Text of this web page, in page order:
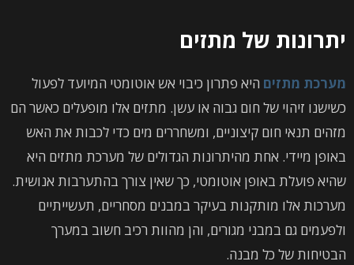
יתרונות של מתזים
מערכת מתזים היא פתרון כיבוי אש אוטומטי המיועד לפעול
כשישנו זיהוי של חום גבוה או עשן. מתזים אלו מופעלים כאשר הם
מזהים תנאי חום קיצוניים, ומשחררים מים כדי לכבות את האש
באופן מיידי. אחת מהיתרונות הגדולים של מערכת מתזים היא
שהיא פועלת באופן אוטומטי, כך שאין צורך בהתערבות אנושית.
מערכות אלו מותקנות בעיקר במבנים מסחריים, תעשייתיים
ולפעמים גם במבני מגורים, והן מהוות רכיב חשוב במערך
הבטיחות של כל מבנה.